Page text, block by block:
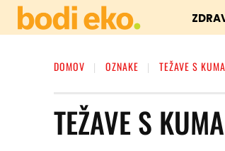
DOMOV OZNAKE TEŽAVE S
TEŽAVE S